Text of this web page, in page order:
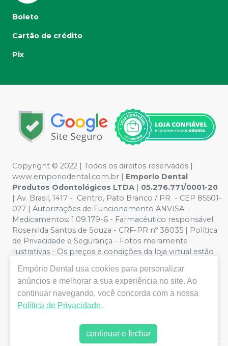
Boleto
Cartão de crédito
Pix
Copyright © 2022 | Todos os direitos reservados |
www.emporiodental.com.br | Emporio Dental
Produtos Odontológicos LTDA | 05.276.771/0001-20
| Av. Brasil, 1417 - Centro, Pato Branco / PR - CEP 85501-
027 | Autorizações de Funcionamento ANVISA -
Medicamentos: 1.09.179-6 - Farmacêutico responsável:
Rosenilda Santos de Souza - CRF-PR nº 38035 | Política
de Privacidade e Segurança - Fotos meramente
ilustrativas - Os preços e condições da loja virtual estão
no site, o valor válido é o do Carrinho de Compra. Não
vendemos por atacado, por isso nos reservamos o
direito de não atender compras de grandes volumes
pelo site.
Empório Dental usa cookies para personalizar
anúncios e melhorar a sua experiência no site. Ao
continuar navegando, você concorda com a nossa
Política de Privacidade.
continuar e fechar